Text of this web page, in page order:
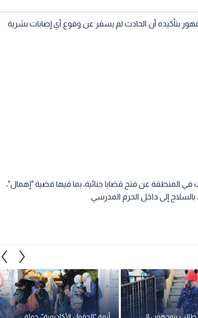
بتأكيده أن الحادث لم يسفر عن وقوع أي إصابات بشرية
في المنطقة عن فتح قضايا جنائية، بما فيها قضية "إهمال"،
إلى داخل الحرم المدرسي.
أزمة "الحقول الأكاديمية": حملة يتوجهون إلى